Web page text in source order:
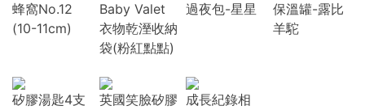
蜂窩No.12
(10-11cm)
Baby Valet
衣物乾溼收納
袋(粉紅點點)
過夜包-星星
保溫罐-露比
羊駝
矽膠湯匙4支
英國笑臉矽膠 成長紀錄相